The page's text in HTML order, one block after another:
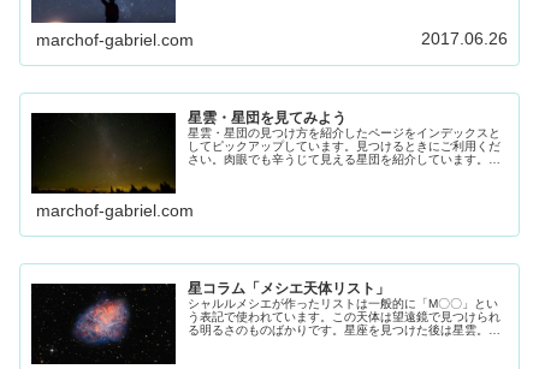
marchof-gabriel.com 2017.06.26
星雲・星団を見てみよう
星雲・星団の見つけ方を紹介したページをインデックスと
してピックアップしています。見つけるときにご利用くだ
さい。肉眼でも辛うじて見える星団を紹介しています。よ
marchof-gabriel.com
星コラム「メシエ天体リスト」
シャルルメシエが作ったリストは一般的に「M〇〇」とい
う表記で使われています。この天体は望遠鏡で見つけられ
る明るさのものばかりです。星座を見つけた後は星雲。星